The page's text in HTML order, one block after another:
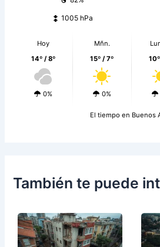
1005 hPa
Hoy
14º / 8º
0%
Mñn.
15º / 7º
0%
El tiempo en Buenos
También te puede